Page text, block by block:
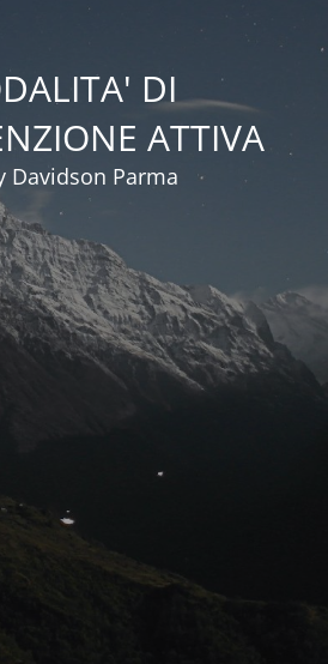
DI
ATTIVA
Davidson Parma